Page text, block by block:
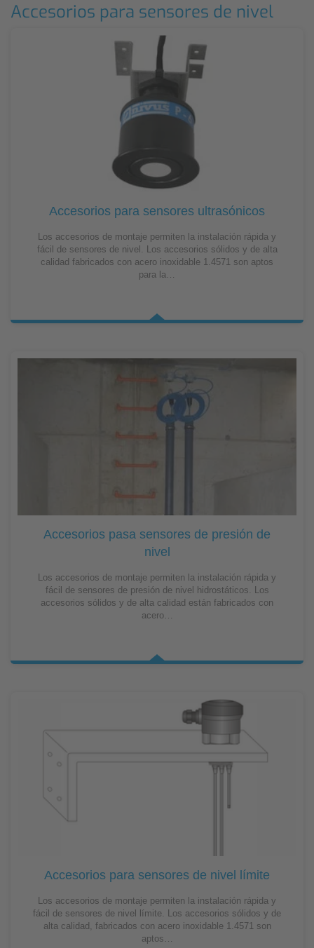
Accesorios para sensores de nivel
Accesorios para sensores ultrasónicos
Los accesorios de montaje permiten la instalación rápida y
fácil de sensores de nivel. Los accesorios sólidos y de alta
calidad fabricados con acero inoxidable 1.4571 son aptos
para la…
Accesorios pasa sensores de presión de
nivel
Los accesorios de montaje permiten la instalación rápida y
fácil de sensores de presión de nivel hidrostáticos. Los
accesorios sólidos y de alta calidad están fabricados con
acero…
Accesorios para sensores de nivel límite
Los accesorios de montaje permiten la instalación rápida y
fácil de sensores de nivel límite. Los accesorios sólidos y de
alta calidad, fabricados con acero inoxidable 1.4571 son
aptos…